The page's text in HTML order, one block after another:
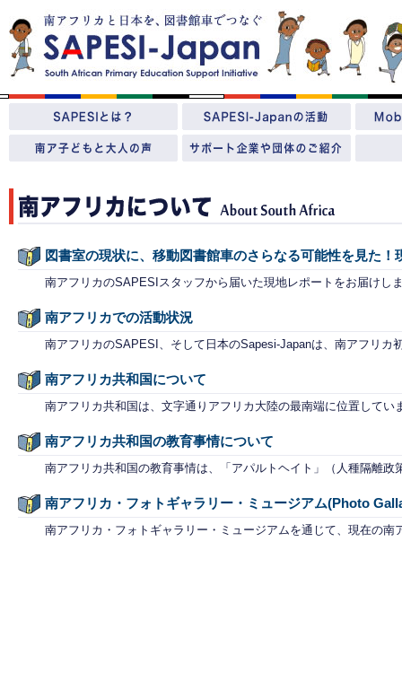
図書室の現状に、移動図書館車のさらなる可能性を見た！
南アフリカのSAPESIスタッフから届いた現地レポートをお届け
南アフリカでの活動状況
南アフリカのSAPESI、そして日本のSapesi-Japanは、南アフリカ
南アフリカ共和国について
南アフリカ共和国は、文字通りアフリカ大陸の最南端に位置してい
南アフリカ共和国の教育事情について
南アフリカ共和国の教育事情は、「アパルトヘイト」（人種隔離
南アフリカ・フォトギャラリー・ミュージアム(Photo
南アフリカ・フォトギャラリー・ミュージアムを通じて、現在の